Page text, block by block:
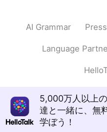
AI Grammar
Language
5,000万人以上
達と一緒に、無
学ぼう！